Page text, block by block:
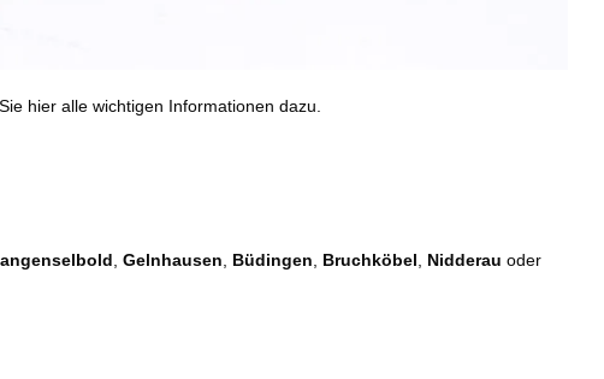
hier alle wichtigen Informationen dazu.
Gelnhausen Büdingen Bruchköbel Nidderau oder